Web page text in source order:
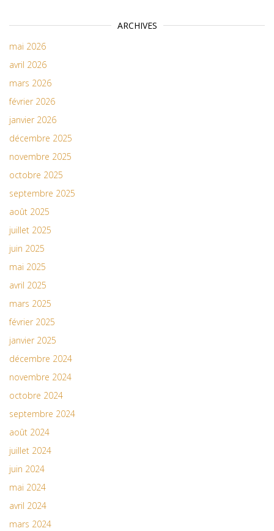
ARCHIVES
mai 2026
avril 2026
mars 2026
février 2026
janvier 2026
décembre 2025
novembre 2025
octobre 2025
septembre 2025
août 2025
juillet 2025
juin 2025
mai 2025
avril 2025
mars 2025
février 2025
janvier 2025
décembre 2024
novembre 2024
octobre 2024
septembre 2024
août 2024
juillet 2024
juin 2024
mai 2024
avril 2024
mars 2024